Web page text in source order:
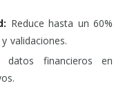
Reduce hasta un 60%
validaciones.
financieros en